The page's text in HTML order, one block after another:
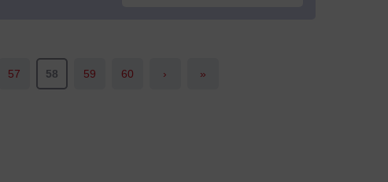
57 58 59 60 › »